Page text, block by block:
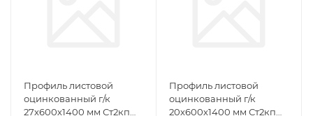
Профиль листовой
оцинкованный г/к
27х600х1400 мм Ст2кп
Профиль листовой
оцинкованный г/к
20х600х1400 мм Ст2кп